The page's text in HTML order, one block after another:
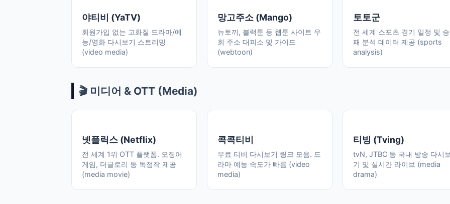
야티비 (YaTV)
회원가입 없는 고화질 드라마/예
능/영화 다시보기 스트리밍
(video media)
망고주소 (Mango)
뉴토끼, 블랙툰 등 웹툰 사이트 우
회 주소 대피소 및 가이드
(webtoon)
토토군
전 세계 스포츠 경기 일정 및
패 분석 데이터 제공 (sports
analysis)
🎬 미디어 & OTT (Media)
넷플릭스 (Netflix)
전 세계 1위 OTT 플랫폼. 오징어
게임, 더글로리 등 독점작 제공
(media movie)
콕콕티비
무료 티비 다시보기 링크 모음. 드
라마 예능 속도가 빠름 (video
media)
티빙 (Tving)
tvN, JTBC 등 국내 방송 다시
기 및 실시간 라이브 (media
drama)